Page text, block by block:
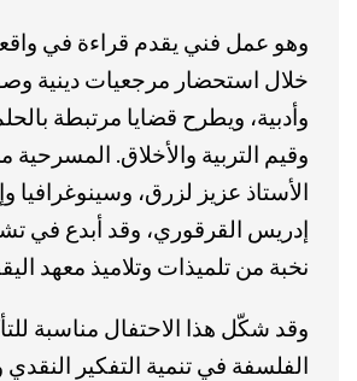
وهو عمل فني يقدم قراءة في
خلال استحضار مرجعيات دينية
وأدبية، ويطرح قضايا مرتبطة
وقيم التربية والأخلاق. المسرحية
الأستاذ عزيز لزرق، وسينوغرافيا
إدريس القرقوري، وقد أبدع في
نخبة من تلميذات وتلاميذ معهد
وقد شكّل هذا الاحتفال مناسبة
الفلسفة في تنمية التفكير